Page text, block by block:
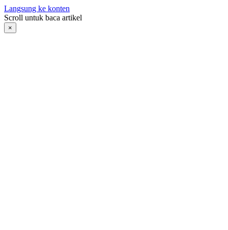
Langsung ke konten
Scroll untuk baca artikel
×